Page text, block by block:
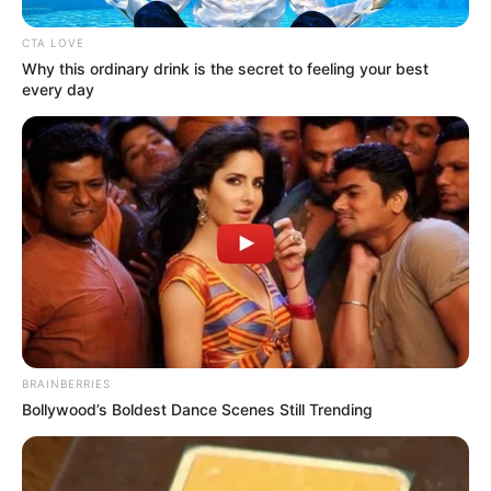
TEMAS RELACIONADOS
MANTÉNGASE EN ALERTA
Tenemos todas las noticias que le
interesan. Para estar bien informado, por
favor, active las notificaciones de Alerta.
ACTIVAR AHORA
TEMAS DESTACADOS
CTA LOVE
Why this ordinary drink is the secret to feeling your best
every day
BRAINBERRIES
Bollywood’s Boldest Dance Scenes Still Trending